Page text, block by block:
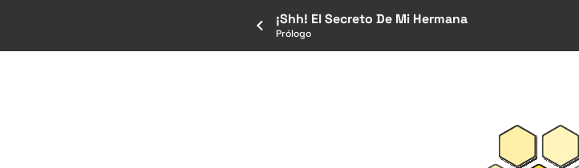
¡Shh! El Secreto De Mi Hermana
Prólogo